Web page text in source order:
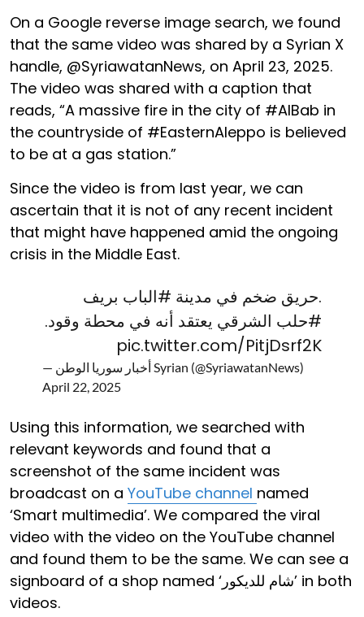
On a Google reverse image search, we found
that the same video was shared by a Syrian X
handle, @SyriawatanNews, on April 23, 2025.
The video was shared with a caption that
reads, “A massive fire in the city of #AlBab in
the countryside of #EasternAleppo is believed
to be at a gas station.”
Since the video is from last year, we can
ascertain that it is not of any recent incident
that might have happened amid the ongoing
crisis in the Middle East.
.حريق ضخم في مدينة #الباب بريف
#حلب الشرقي يعتقد أنه في محطة وقود.
pic.twitter.com/PitjDsrf2K
— أخبار سوريا الوطن Syrian (@SyriawatanNews)
April 22, 2025
Using this information, we searched with
relevant keywords and found that a
screenshot of the same incident was
broadcast on a YouTube channel named
‘Smart multimedia’. We compared the viral
video with the video on the YouTube channel
and found them to be the same. We can see a
signboard of a shop named ‘شام للديكور’ in both
videos.